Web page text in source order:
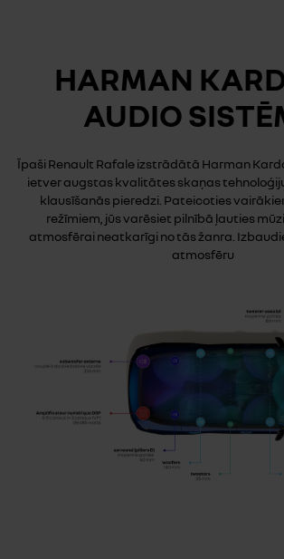
HARMAN
AUDIO
Īpaši Renault Rafale izstrādātā Harman
ietver augstas kvalitātes skaņas
klausīšanās pieredzi. Pateicoties
režīmiem, jūs varēsiet pilnībā ļauties
atmosfērai neatkarīgi no tās žanra.
atmosfēru